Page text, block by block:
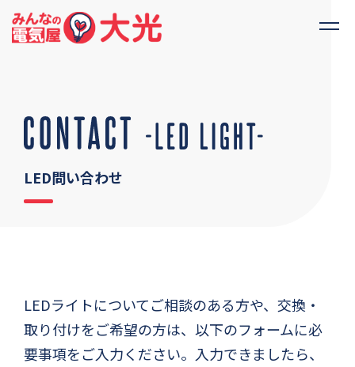
LED問い合わせ
LEDライトについてご相談のある方や、交換・
取り付けをご希望の方は、以下のフォームに必
要事項をご入力ください。入力できましたら、